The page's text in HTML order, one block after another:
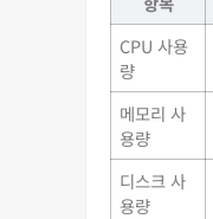
CPU 사용
량
메모리 사
용량
디스크 사
용량